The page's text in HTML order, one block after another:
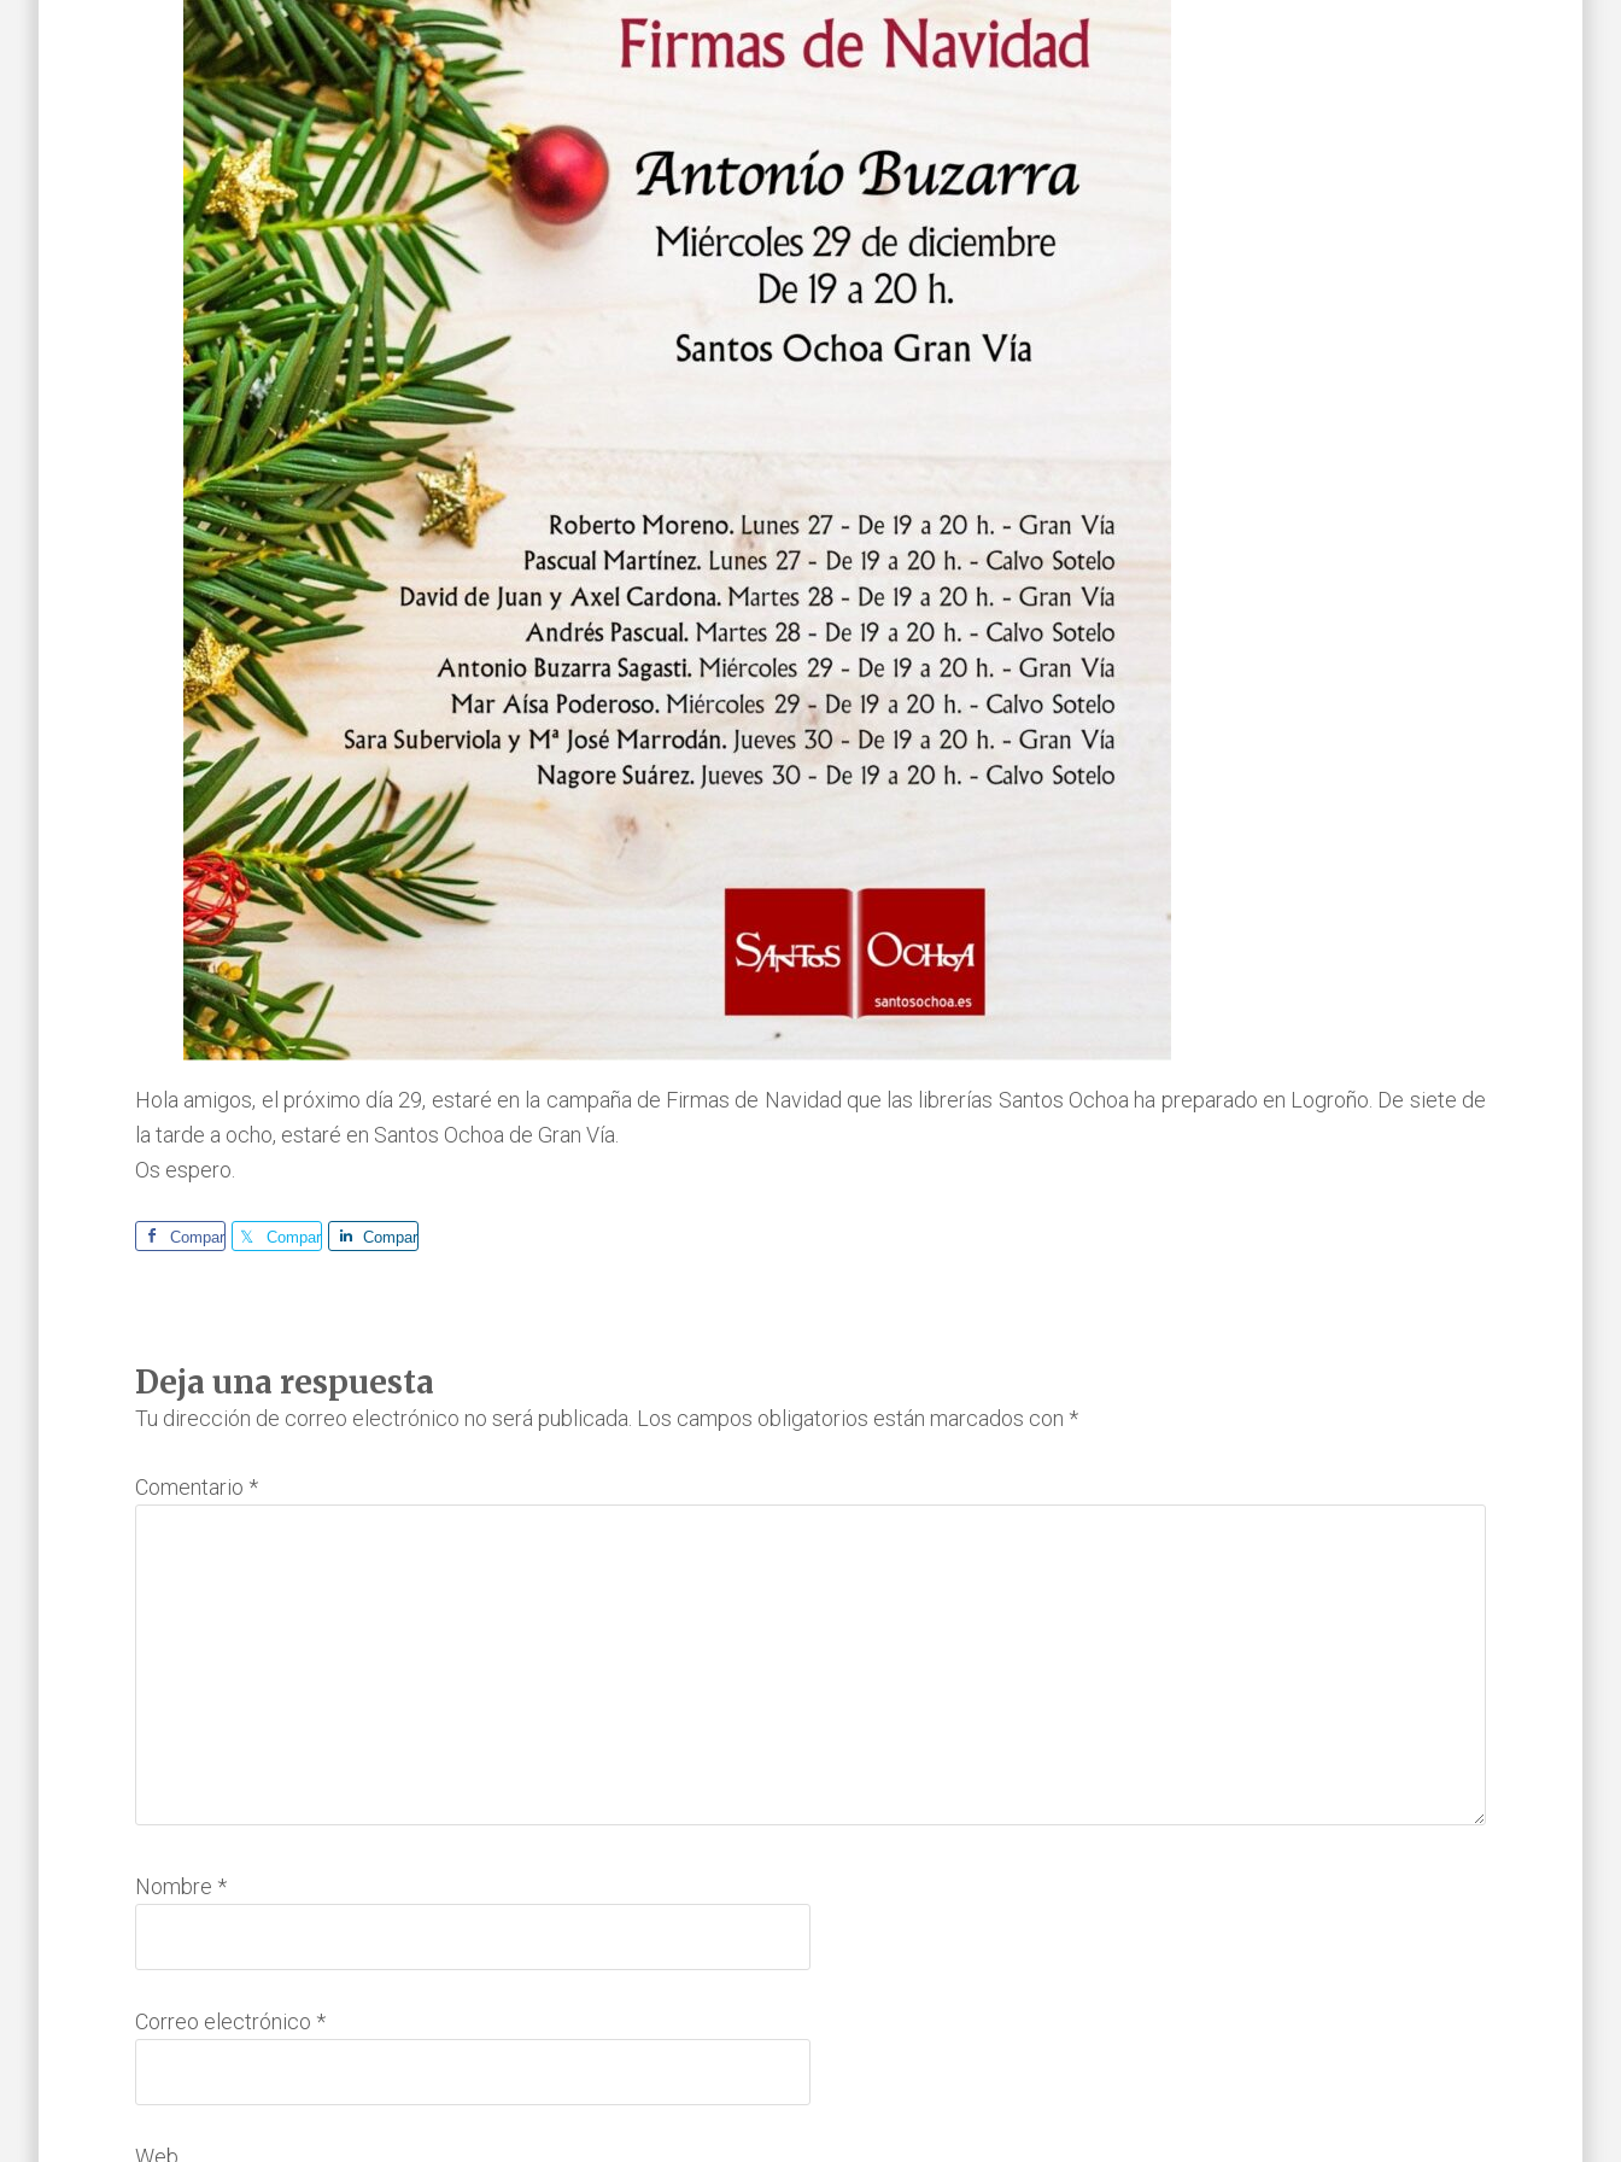
Hola amigos, el próximo día 29, estaré en la campaña de Firmas de Navidad que las librerías Santos Ochoa ha preparado en Logroño. De siete de
la tarde a ocho, estaré en Santos Ochoa de Gran Vía.
Os espero.
Comparte Comparte Comparte
Interacciones
lectores
Deja una respuesta
Tu dirección de correo electrónico no será publicada. Los campos obligatorios están marcados con *
Comentario *
Nombre *
Correo electrónico *
Web